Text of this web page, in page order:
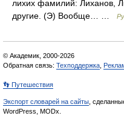
лихих фамилий: Лиханов,
другие. (Э) Вообще… …
© Академик, 2000-2026
Обратная связь: Техподдержка
👣 Путешествия
Экспорт словарей на сайты ,
WordPress, MODx.